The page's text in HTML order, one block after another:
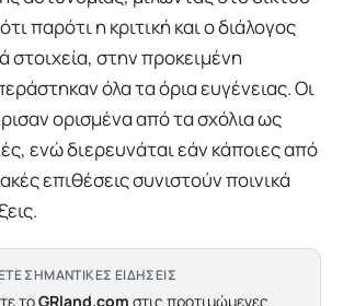
παρότι η κριτική και ο διάλογος
στοιχεία, στην προκειμένη
όλα τα όρια ευγένειας. Οι
ορισμένα από τα σχόλια ως
ενώ διερευνάται εάν κάποιες από
επιθέσεις συνιστούν ποινικά
ΣΗΜΑΝΤΙΚΕΣ ΕΙΔΗΣΕΙΣ
τοGRland.com στις προτιμώμενες